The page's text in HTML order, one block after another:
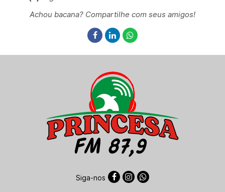
Achou bacana? Compartilhe com seus amigos!
Siga-nos